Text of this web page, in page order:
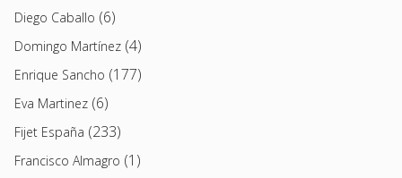
Diego Caballo (6)
Domingo Martínez (4)
Enrique Sancho (177)
Eva Martinez (6)
Fijet España (233)
Francisco Almagro (1)